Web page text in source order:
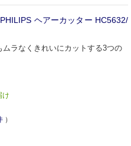
ヘアーカッター HC5632/
ムラなくきれいにカットする3つの
け
）